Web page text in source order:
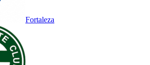
Fortaleza